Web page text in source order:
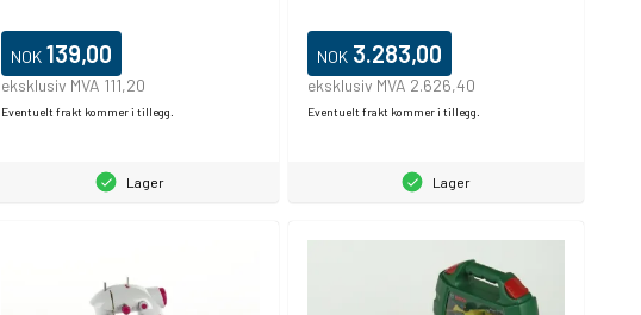
NOK 139,00
eksklusiv MVA 111,20
Eventuelt frakt kommer i tillegg.
Lager
NOK 3.283,00
eksklusiv MVA 2.626,40
Eventuelt frakt kommer i tillegg.
Lager